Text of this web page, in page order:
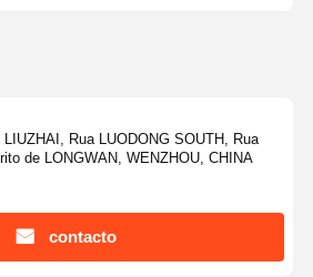
Rua LUODONG SOUTH, Rua
de LONGWAN, WENZHOU, CHINA
contacto